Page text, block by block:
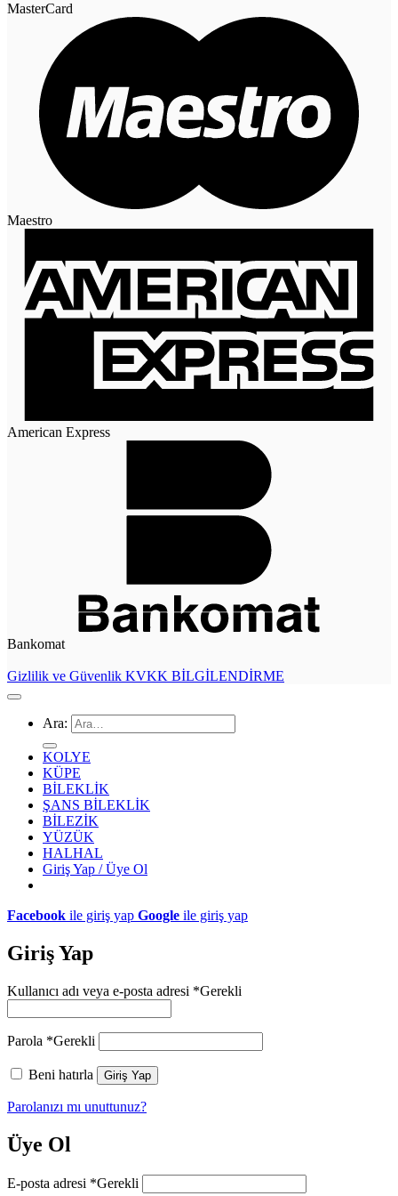
MasterCard
Maestro
American Express
Bankomat
Gizlilik ve Güvenlik KVKK BİLGİLENDİRME
Ara:
KOLYE
KÜPE
BİLEKLİK
ŞANS BİLEKLİK
BİLEZİK
YÜZÜK
HALHAL
Giriş Yap / Üye Ol
Facebook ile giriş yap Google ile giriş yap
Giriş Yap
Kullanıcı adı veya e-posta adresi *Gerekli
Parola *Gerekli
Beni hatırla Giriş Yap
Parolanızı mı unuttunuz?
Üye Ol
E-posta adresi *Gerekli